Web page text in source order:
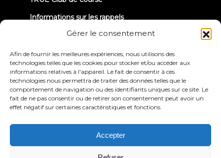
Gérer le consentement
Afin de fournir les meilleures expériences, nous utilisons des
technologies telles que les cookies pour stocker et/ou accéder aux
informations relatives à l'appareil. Le fait de consentir à ces
technologies nous permettra de traiter des données telles que le
comportement de navigation ou des identifiants uniques sur ce site. Le
fait de ne pas consentir ou de retirer son consentement peut avoir un
effet négatif sur certaines caractéristiques et fonctions.
Accepter
Informations sur les rappels
© 2026 True Fitness. All Rights Reserved
confidentialité
d'utilisation
Déclaration d'accessibilité